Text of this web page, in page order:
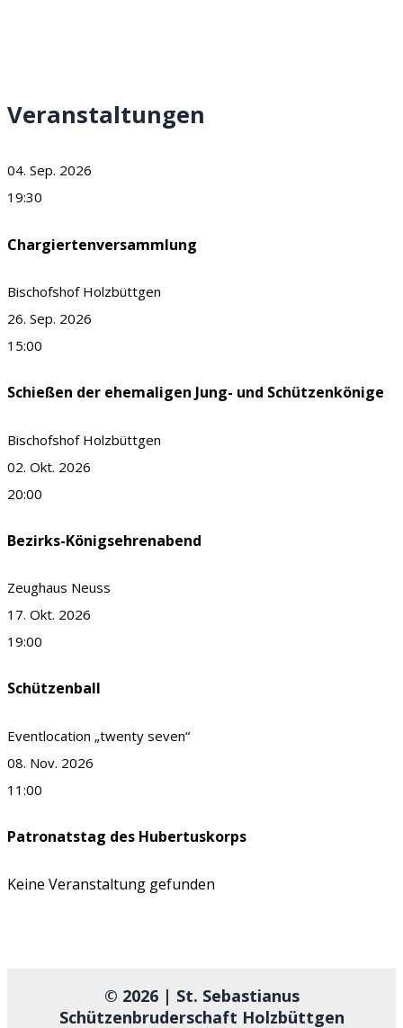
Veranstaltungen
04. Sep. 2026
19:30
Chargiertenversammlung
Bischofshof Holzbüttgen
26. Sep. 2026
15:00
Schießen der ehemaligen Jung- und Schützenkönige
Bischofshof Holzbüttgen
02. Okt. 2026
20:00
Bezirks-Königsehrenabend
Zeughaus Neuss
17. Okt. 2026
19:00
Schützenball
Eventlocation „twenty seven“
08. Nov. 2026
11:00
Patronatstag des Hubertuskorps
Keine Veranstaltung gefunden
© 2026 | St. Sebastianus
Schützenbruderschaft Holzbüttgen